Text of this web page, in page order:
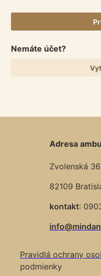
Nemáte účet?
Adresa
Zvolenská 36
82109
kontakt:
Pravidlá ochrany
podmienky